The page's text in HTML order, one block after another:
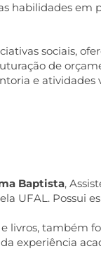
habilidades
sociais,
de
e
Baptista,
UFAL. Possui
livros, também
experiência